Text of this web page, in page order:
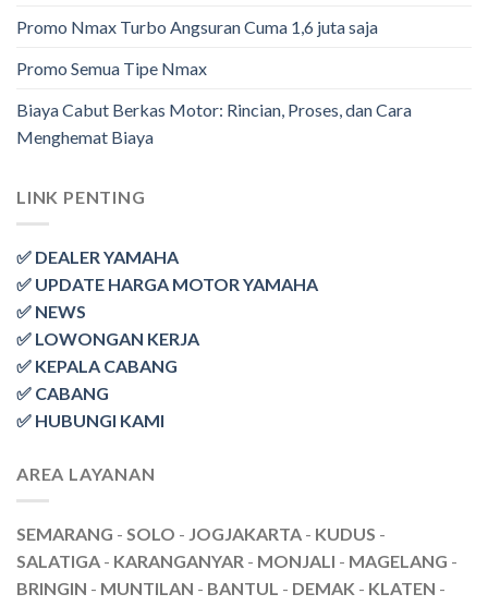
Promo Nmax Turbo Angsuran Cuma 1,6 juta saja
Promo Semua Tipe Nmax
Biaya Cabut Berkas Motor: Rincian, Proses, dan Cara
Menghemat Biaya
LINK PENTING
✅ DEALER YAMAHA
✅ UPDATE HARGA MOTOR YAMAHA
✅ NEWS
✅ LOWONGAN KERJA
✅ KEPALA CABANG
✅ CABANG
✅ HUBUNGI KAMI
AREA LAYANAN
SEMARANG - SOLO - JOGJAKARTA - KUDUS -
SALATIGA - KARANGANYAR - MONJALI - MAGELANG -
BRINGIN - MUNTILAN - BANTUL - DEMAK - KLATEN -